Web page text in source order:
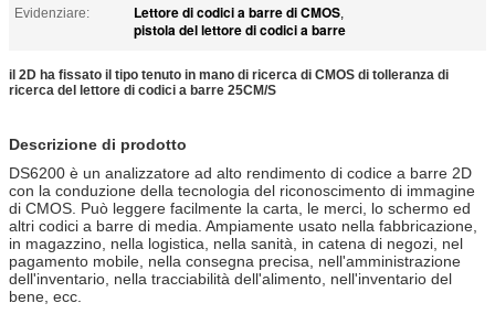
Evidenziare: Lettore di codici a barre di CMOS,
pistola del lettore di codici a barre
il 2D ha fissato il tipo tenuto in mano di ricerca di CMOS di tolleranza di
ricerca del lettore di codici a barre 25CM/S
Descrizione di prodotto
DS6200 è un analizzatore ad alto rendimento di codice a barre 2D
con la conduzione della tecnologia del riconoscimento di immagine
di CMOS. Può leggere facilmente la carta, le merci, lo schermo ed
altri codici a barre di media. Ampiamente usato nella fabbricazione,
in magazzino, nella logistica, nella sanità, in catena di negozi, nel
pagamento mobile, nella consegna precisa, nell'amministrazione
dell'inventario, nella tracciabilità dell'alimento, nell'inventario del
bene, ecc.